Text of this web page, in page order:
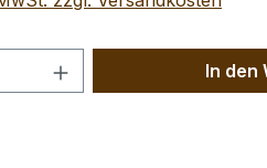
Anzahl: Gib denIn den